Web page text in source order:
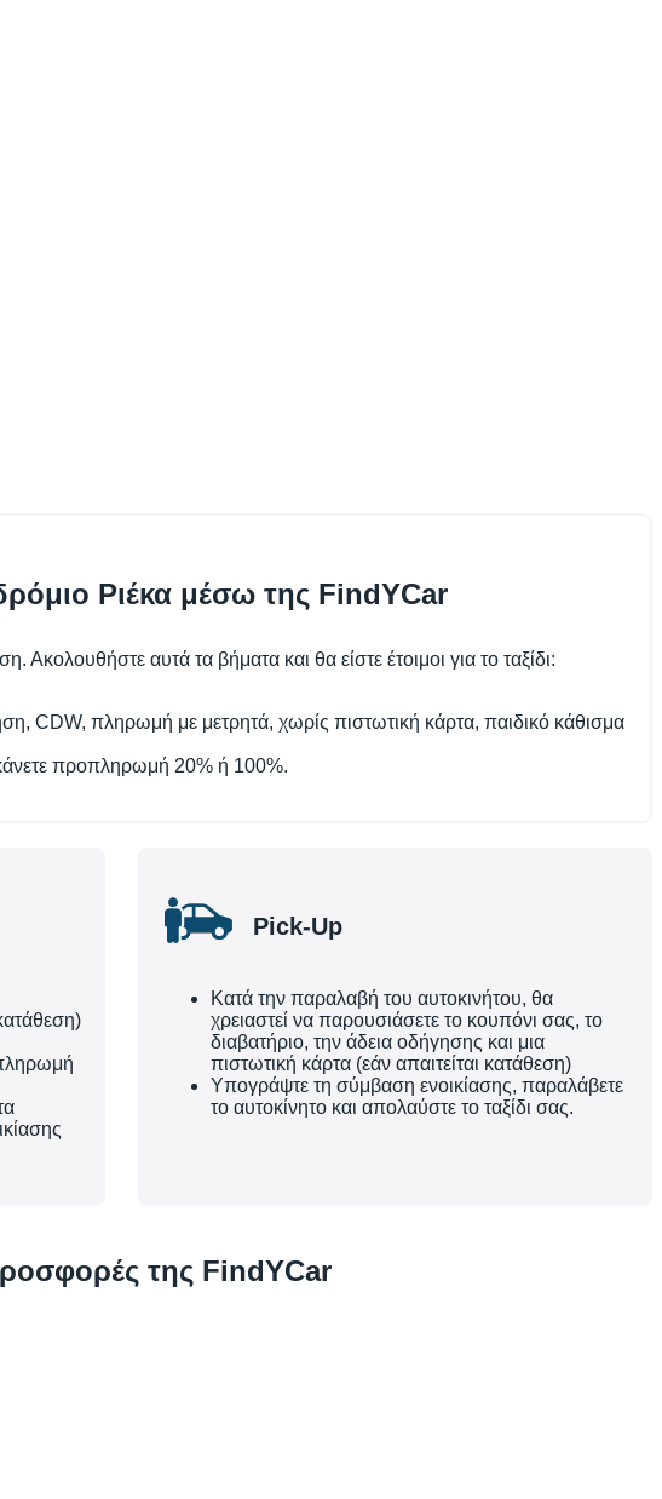
Ριέκα μέσω της FindYCar
Ακολουθήστε αυτά τα βήματα και θα είστε έτοιμοι για το ταξίδι:
CDW, πληρωμή με μετρητά, χωρίς πιστωτική κάρτα, παιδικό κάθισμα
προπληρωμή 20% ή 100%.
Pick-Up
Κατά την παραλαβή του αυτοκινήτου, θα
χρειαστεί να παρουσιάσετε το κουπόνι σας, το
διαβατήριο, την άδεια οδήγησης και μια
πιστωτική κάρτα (εάν απαιτείται κατάθεση)
Υπογράψτε τη σύμβαση ενοικίασης, παραλάβετε
το αυτοκίνητο και απολαύστε το ταξίδι σας.
της FindYCar